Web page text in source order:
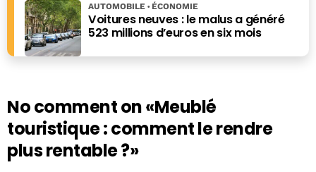
Voitures neuves : le malus a généré
523 millions d’euros en six mois
AUTOMOBILE ÉCONOMIE
No comment on«Meublé
touristique : comment le rendre
plus rentable ?»